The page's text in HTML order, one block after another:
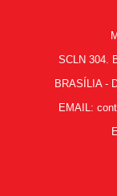
SCLN 304.
BRASÍLIA -
EMAIL: